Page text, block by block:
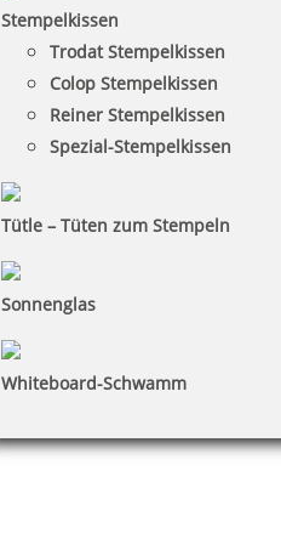
Stempelkissen
Trodat Stempelkissen
Colop Stempelkissen
Reiner Stempelkissen
Spezial-Stempelkissen
Tütle – Tüten zum Stempeln
Sonnenglas
Whiteboard-Schwamm